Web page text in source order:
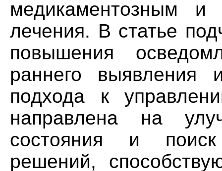
медикаментозным и
лечения. В статье
повышения
раннего выявления
подхода к
направлена на
состояния и поиск
решений,